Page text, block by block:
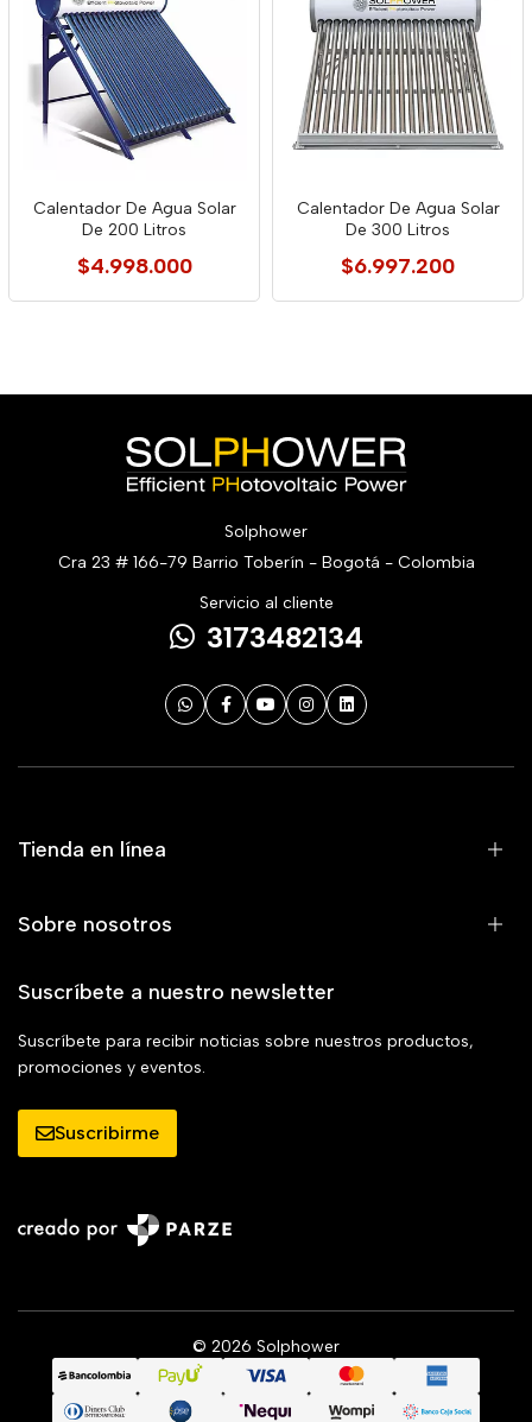
Calentador De Agua Solar
De 200 Litros
$4.998.000
Calentador De Agua Solar
De 300 Litros
$6.997.200
Solphower
Cra 23 # 166-79 Barrio Toberín - Bogotá - Colombia
Servicio al cliente
3173482134
Tienda en línea
Sobre nosotros
Suscríbete a nuestro newsletter
Suscríbete para recibir noticias sobre nuestros productos,
promociones y eventos.
Suscribirme
© 2026 Solphower